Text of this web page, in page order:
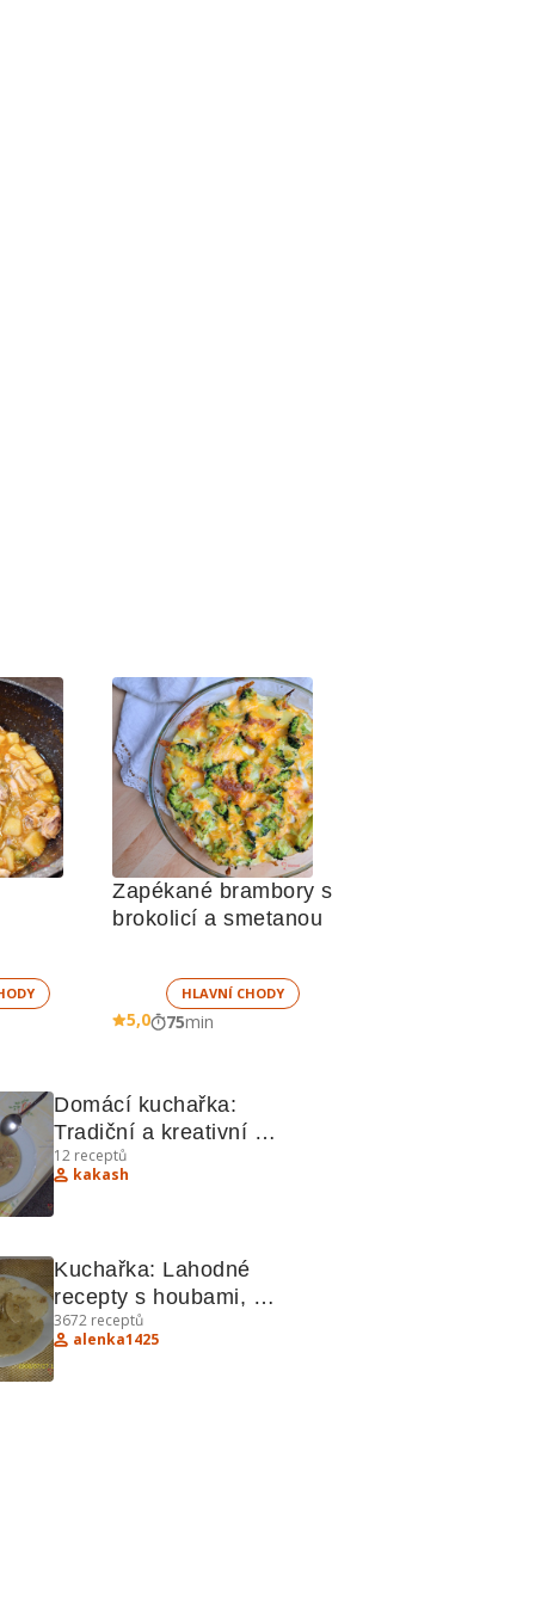
Zapékané brambory s
HLAVNÍ CHODY
5,0 75min
Domácí kuchařka:
Tradiční a kreativní
recepty
12 receptů
kakash
Kuchařka: Lahodné
recepty s houbami,
dortíkem a kuřecím
švejžužu
3672 receptů
alenka1425